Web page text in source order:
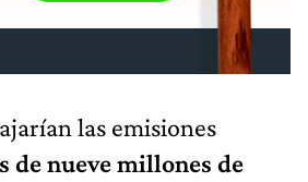
las emisiones
de nueve millones de